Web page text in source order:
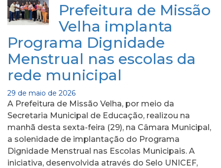
Prefeitura de Missão
Velha implanta
Programa Dignidade
Menstrual nas escolas da
rede municipal
29 de maio de 2026
A Prefeitura de Missão Velha, por meio da
Secretaria Municipal de Educação, realizou na
manhã desta sexta-feira (29), na Câmara Municipal,
a solenidade de implantação do Programa
Dignidade Menstrual nas Escolas Municipais. A
iniciativa, desenvolvida através do Selo UNICEF,